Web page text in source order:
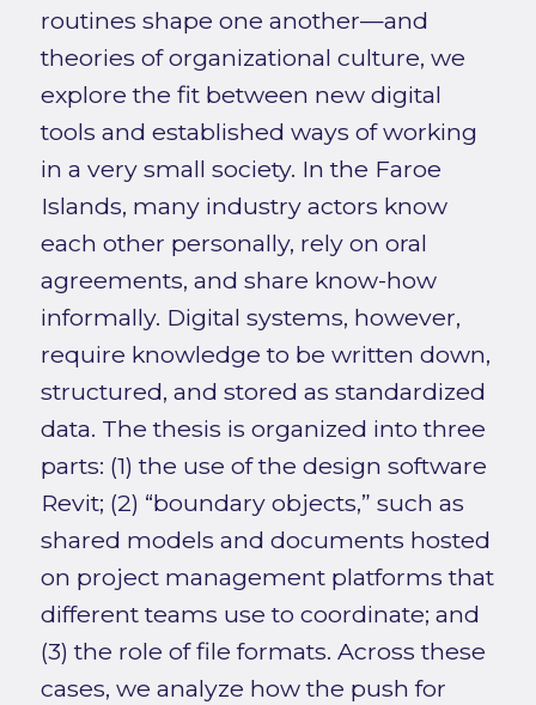
routines shape one another—and
theories of organizational culture, we
explore the fit between new digital
tools and established ways of working
in a very small society. In the Faroe
Islands, many industry actors know
each other personally, rely on oral
agreements, and share know-how
informally. Digital systems, however,
require knowledge to be written down,
structured, and stored as standardized
data. The thesis is organized into three
parts: (1) the use of the design software
Revit; (2) “boundary objects,” such as
shared models and documents hosted
on project management platforms that
different teams use to coordinate; and
(3) the role of file formats. Across these
cases, we analyze how the push for